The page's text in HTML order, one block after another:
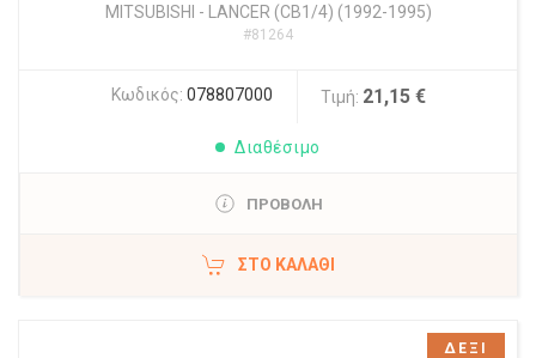
MITSUBISHI - LANCER (CB1/4) (1992-1995)
#81264
Κωδικός: 078807000 Τιμή: 21,15 €
Διαθέσιμο
ΠΡΟΒΟΛΗ
ΣΤΟ ΚΑΛΆΘΙ
ΔΕΞΙ